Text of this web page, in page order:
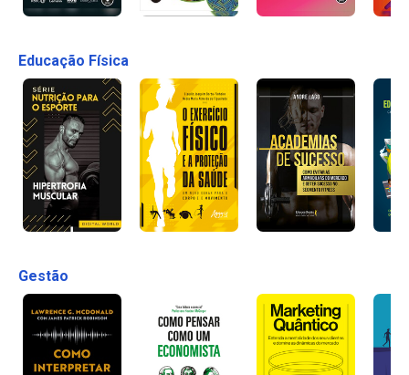
Educação Física
Gestão